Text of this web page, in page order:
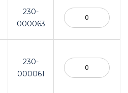
230-
000063
230-
000061